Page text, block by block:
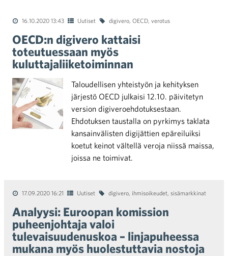
16.10.2020 13:43 Uutiset digivero, OECD, verotus
OECD:n digivero kattaisi
toteutuessaan myös
kuluttajaliiketoiminnan
Taloudellisen yhteistyön ja kehityksen
järjestö OECD julkaisi 12.10. päivitetyn
version digiveroehdotuksestaan.
Ehdotuksen taustalla on pyrkimys taklata
kansainvälisten digijättien epäreiluiksi
koetut keinot vältellä veroja niissä maissa,
joissa ne toimivat.
17.09.2020 16:21 Uutiset digivero, ihmisoikeudet, sisämarkkinat
Analyysi: Euroopan komission
puheenjohtaja valoi
tulevaisuudenuskoa – linjapuheessa
mukana myös huolestuttavia nostoja